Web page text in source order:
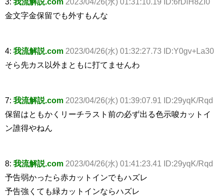
金文字金保留でも外すもんな
4: 我流解説.com 2023/04/26(水) 01:32:27.73 ID:Y0gv+La30
そら先カス以外まともに打てませんわ
7: 我流解説.com 2023/04/26(水) 01:39:07.91 ID:29yqK/Rqd
保留はともかくリーチラスト前の必ず出る色示唆カットイ
ン誰得やねん
8: 我流解説.com 2023/04/26(水) 01:41:23.41 ID:29yqK/Rqd
予告弱かったら赤カットインでもハズレ
予告強くても緑カットインならハズレ